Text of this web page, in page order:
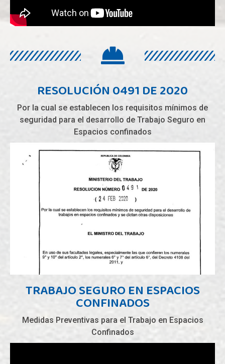
RESOLUCIÓN 0491 DE 2020
Por la cual se establecen los requisitos mínimos de
seguridad para el desarrollo de Trabajo Seguro en
Espacios confinados
TRABAJO SEGURO EN ESPACIOS
CONFINADOS
Medidas Preventivas para el Trabajo en Espacios
Confinados